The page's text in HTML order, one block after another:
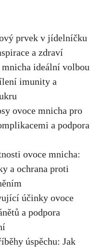
prvek v jídelníčku
a zdraví
mnicha ‍ideální volbou
imunity a
ovoce ​mnicha pro
a podpora
ovoce mnicha:
a ochrana⁣ proti
účinky ovoce
a‌ podpora
úspěchu: Jak